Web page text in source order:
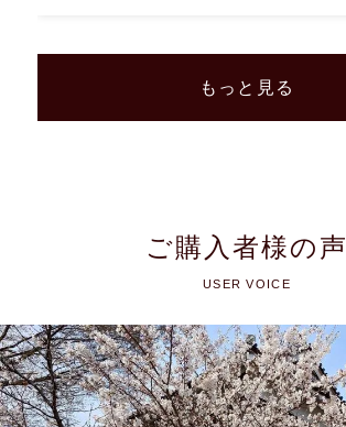
もっと見る
ご購入者様の声
USER VOICE